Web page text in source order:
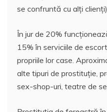
se confruntă cu alți clienți).
În jur de 20%
15% în serviciile de
propriile lor case.
alte tipuri de prostituție,
sex-shop-uri, teatre de